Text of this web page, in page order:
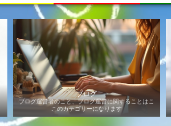
ブログ
ブログ運営者のこと、ブログ運営に関することはこ
このカテゴリーになります